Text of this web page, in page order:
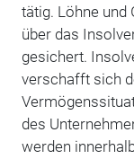
tätig. Löhne und
über das
gesichert.
verschafft sich
des
werden